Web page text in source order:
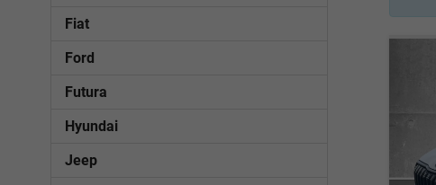
Fiat
Ford
Futura
Hyundai
Jeep